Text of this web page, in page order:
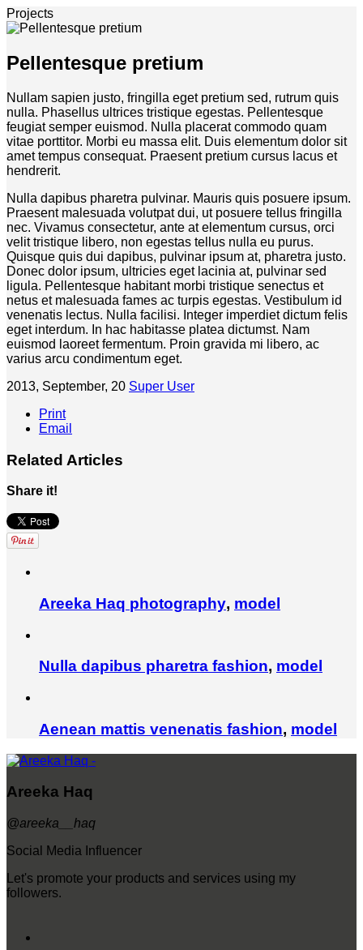
Projects
Pellentesque pretium
Nullam sapien justo, fringilla eget pretium sed, rutrum quis
nulla. Phasellus ultrices tristique egestas. Pellentesque
feugiat semper euismod. Nulla placerat commodo quam
vitae porttitor. Morbi eu massa elit. Duis elementum dolor sit
amet tempus consequat. Praesent pretium cursus lacus et
hendrerit.
Nulla dapibus pharetra pulvinar. Mauris quis posuere ipsum.
Praesent malesuada volutpat dui, ut posuere tellus fringilla
nec. Vivamus consectetur, ante at elementum cursus, orci
velit tristique libero, non egestas tellus nulla eu purus.
Quisque quis dui dapibus, pulvinar ipsum at, pharetra justo.
Donec dolor ipsum, ultricies eget lacinia at, pulvinar sed
ligula. Pellentesque habitant morbi tristique senectus et
netus et malesuada fames ac turpis egestas. Vestibulum id
venenatis lectus. Nulla facilisi. Integer imperdiet dictum felis
eget interdum. In hac habitasse platea dictumst. Nam
euismod laoreet fermentum. Proin gravida mi libero, ac
varius arcu condimentum eget.
2013, September, 20 Super User
Print
Email
Related Articles
Share it!
Areeka Haq photography, model
Nulla dapibus pharetra fashion, model
Aenean mattis venenatis fashion, model
Areeka Haq
@areeka__haq
Social Media Influencer
Let's promote your products and services using my
followers.